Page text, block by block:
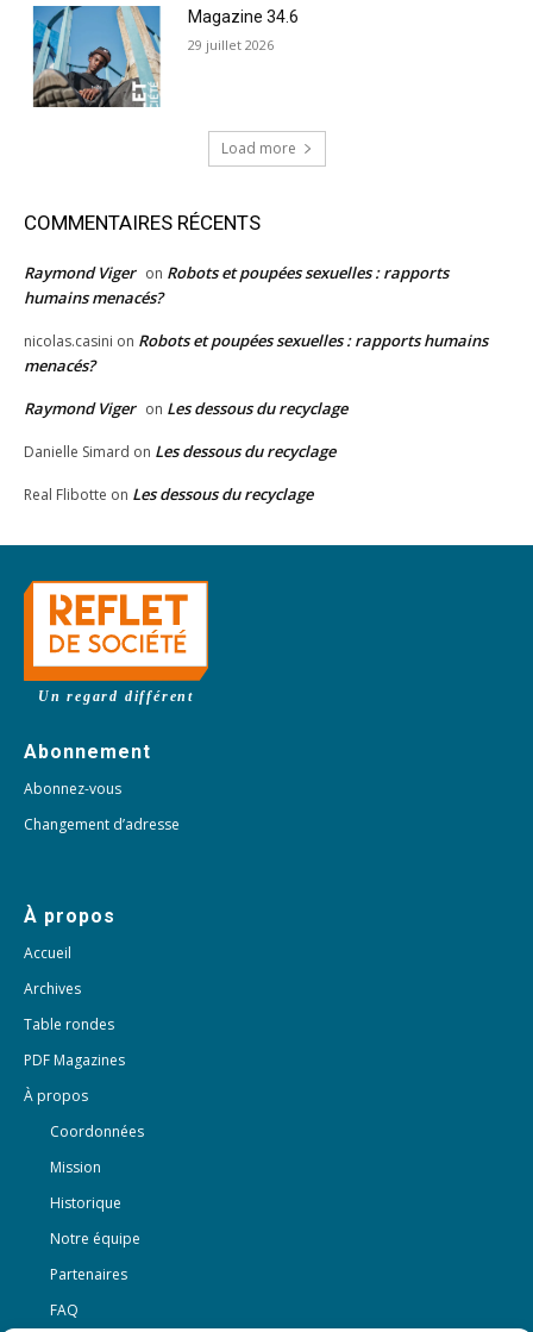
Magazine 34.6
29 juillet 2026
Load more
COMMENTAIRES RÉCENTS
Raymond Viger on Robots et poupées sexuelles : rapports
humains menacés?
nicolas.casini on Robots et poupées sexuelles : rapports humains
menacés?
Raymond Viger on Les dessous du recyclage
Danielle Simard on Les dessous du recyclage
Real Flibotte on Les dessous du recyclage
Un regard différent
Abonnement
Abonnez-vous
Changement d’adresse
À propos
Accueil
Archives
Table rondes
PDF Magazines
À propos
Coordonnées
Mission
Historique
Notre équipe
Partenaires
FAQ